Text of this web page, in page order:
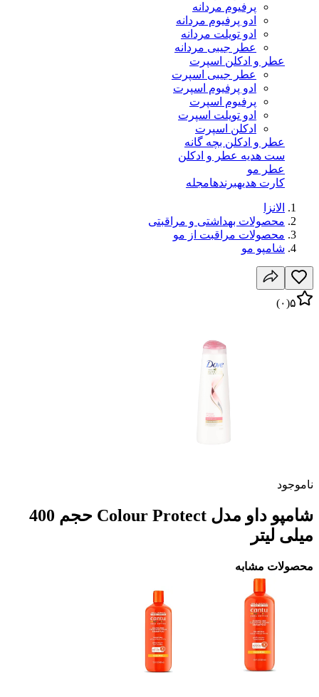
پرفیوم مردانه
ادو پرفیوم مردانه
ادو تویلت مردانه
عطر جیبی مردانه
عطر و ادکلن اسپرت
عطر جیبی اسپرت
ادو پرفیوم اسپرت
پرفیوم اسپرت
ادو تویلت اسپرت
ادکلن اسپرت
عطر و ادکلن بچه گانه
ست هدیه عطر و ادکلن
عطر مو
کارت هدیهبرندهامجله
الانزا
محصولات بهداشتی و مراقبتی
محصولات مراقبت از مو
شامپو مو
۵(۰)
ناموجود
شامپو داو مدل Colour Protect حجم 400
میلی لیتر
محصولات مشابه